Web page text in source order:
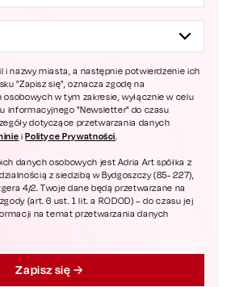
i nazwy miasta, a następnie potwierdzenie ich
"Zapisz się", oznacza zgodę na
w tym zakresie, wyłącznie w celu
informacyjnego "Newsletter" do czasu
dotyczące przetwarzania danych
iPolityce Prywatności.
danych osobowych jest Adria Art spółka z
z siedzibą w Bydgoszczy (85- 227),
4/2. Twoje dane będą przetwarzane na
(art. 6 ust. 1 lit. a RODOD) – do czasu jej
na temat przetwarzania danych
Zapisz się